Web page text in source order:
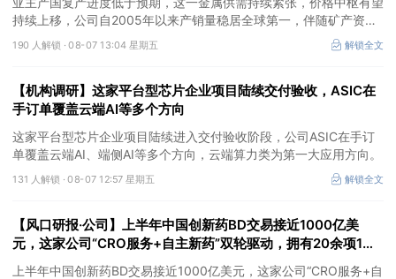
持续上移，公司自2005年以来产销量稳居全球第一，伴随矿产资源
产量增长与冶炼产能整合并举，公司市占率有望进一步提升，同时有
望充分受益金属价格上行。
190 人解锁 ·08-07 13:04 星期五 解锁全文
【机构调研】这家平台型芯片企业项目陆续交付验收，ASIC在
手订单覆盖云端AI等多个方向
这家平台型芯片企业项目陆续进入交付验收阶段，公司ASIC在手订
单覆盖云端AI、端侧AI等多个方向，云端算力类为第一大应用方向。
131 人解锁 ·08-07 12:57 星期五 解锁全文
【风口研报·公司】上半年中国创新药BD交易接近1000亿美
元，这家公司“CRO服务+自主新药”双轮驱动，拥有20余项1类
新药在研管线，覆盖肿瘤+自免+疼痛管理等重大领域
上半年中国创新药BD交易接近1000亿美元，这家公司“CRO服务+自